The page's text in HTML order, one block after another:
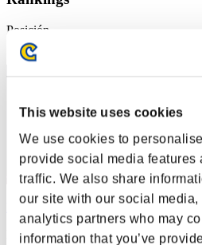
This website uses cookies
We use cookies to
provide social media features
traffic. We also share
our site with our social
analytics partners who may
information that you’ve
Posición
leon372
Puntos:172722291